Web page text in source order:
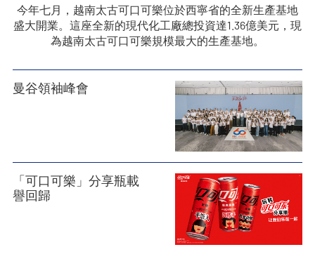
今年七月，越南太古可口可樂位於西寧省的全新生產基地
盛大開業。這座全新的現代化工廠總投資達1.36億美元，現
為越南太古可口可樂規模最大的生產基地。
曼谷領袖峰會
「可口可樂」分享瓶載
譽回歸